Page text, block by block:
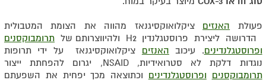
פעולת האנזים ציקלואוקסיגנאז מהווה את הצומת המטבולית
הדרושה ליצירת פרוסטגלנדין H2 ולהיווצרותם של תרומבוקסנים
ופרוסטגלנדינים. עיכוב האנזים ציקלואוקסיגנאז
על ידי תרופות
נוגדות דלקת לא סטרואידיות,NSAID, יגרום להפחתת ייצור
תרומבוקסנים ופרוסטגלנדינים וכתוצאה מכך יפחית את השפעתם